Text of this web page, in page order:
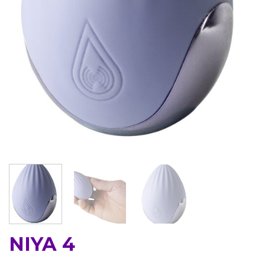
NIYA 4